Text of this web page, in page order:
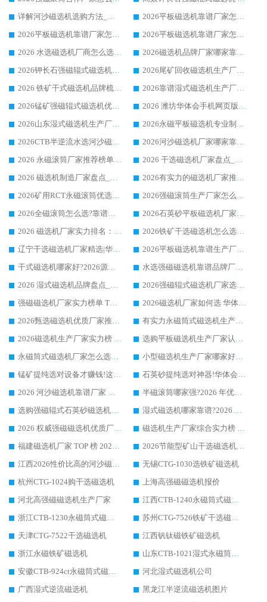
详解河沙磁选机选购方法_除铁器品牌及华体会手机网页版-华体会(中国) 企业解析
2026平板磁选机靠谱厂家怎么选？华体会手机网页版-华体会(中国) 凭硬实力甄选合作品牌
2026平板磁选机靠谱厂家怎么选？华体会手机网页版-华体会(中国) 凭硬实力甄选合作品牌
2026平板磁选机靠谱厂家怎么选？华体会手机网页版-华体会(中国) 凭硬实力甄选合作品牌
2026 水选磁选机厂商怎么选 潍坊华体会手机网页版-华体会(中国) 技术实力强
2026磁选机品牌厂家哪家靠谱?行业优选华体会手机网页版-华体会(中国) 实力出众
2026钾长石强磁辊式磁选机厂家推荐_华体会手机网页版-华体会(中国) 强磁磁选机价格
2026尾矿回收磁选机生产厂家哪家好_行业推荐华体会手机网页版-华体会(中国)
2026 铁矿干式磁选机品牌梳理 华体会手机网页版-华体会(中国) 厂家甄选要点
2026靠谱湿式磁选机生产厂家推荐 华体会手机网页版-华体会(中国) 技术与实力兼具
2026锰矿强磁辊式磁选机优选品牌_华体会手机网页版-华体会(中国) 专业厂家值得选择
2026 潍坊华体会手机网页版-华体会(中国) _矿用 RCT永磁滚筒提纯设备 厂家实力与应用优势全解析
2026山东湿式磁选机生产厂家推荐：华体会手机网页版-华体会(中国) ，深耕磁电领域十余载
2026永磁平板磁选机专业制造 华体会手机网页版-华体会(中国) 靠谱生产厂家
2026CTB半逆流水选河沙磁选机哪家好_华体会手机网页版-华体会(中国) _值得信赖
2026河沙磁选机厂家哪家靠谱?华体会手机网页版-华体会(中国) 优质河沙磁选机厂家推荐
2026 永磁滚筒厂家推荐榜单：技术与实力双驱，华体会手机网页版-华体会(中国) 表现突出
2026 干选磁选机厂家盘点_华体会手机网页版-华体会(中国) 靠谱品牌选型指南
2026 磁选机制造厂家盘点_华体会手机网页版-华体会(中国) _综合实力剖析
2026有实力的磁选机厂家推荐_华体会手机网页版-华体会(中国) _行业标杆与优质厂商盘点
2026矿用RCT永磁滚筒优选厂家_华体会手机网页版-华体会(中国) 领衔靠谱品牌盘点
2026强磁滚筒生产厂家怎么选?行业口碑推荐华体会手机网页版-华体会(中国)
2026全磁滚筒怎么选?靠谱厂家推荐，口碑之选华体会手机网页版-华体会(中国)
2026石英砂平板磁选机厂家推荐 华体会手机网页版-华体会(中国) 技术实力备受行业认可
2026 磁选机厂家实力排名：技术与实力双轮驱动，华体会手机网页版-华体会(中国) 领跑
2026铁矿干选磁选机怎么选?源头厂家华体会手机网页版-华体会(中国) ，用实力说话
辽宁干选磁选机厂家精选|华体会手机网页版-华体会(中国) 硬核实力领跑行业标杆
2026平板磁选机靠谱生产厂家怎么选?行业标杆华体会手机网页版-华体会(中国) ，凭硬实力脱颖而出
干式磁选机哪家好?2026源头厂家推荐_华体会手机网页版-华体会(中国) 强磁磁选机生产厂家
水选强磁磁选机靠谱品牌厂家推荐：华体会手机网页版-华体会(中国) ，技术实力与口碑双在线
2026 湿式磁选机品牌盘点_华体会手机网页版-华体会(中国) _内行认可的靠谱厂家
2026强磁辊式磁选机厂家选购技巧_认准华体会手机网页版-华体会(中国) 生产厂家
强磁磁选机厂家实力榜单 TOP3：华体会手机网页版-华体会(中国) 稳居前列
2026磁选机厂家如何选 华体会手机网页版-华体会(中国) 生产厂家14年行业经验支招
2026甄选磁选机优质厂家推荐：潍坊华体会手机网页版-华体会(中国) ，凭实力稳居行业前列
有实力永磁筒式磁选机生产厂家优质设备推荐榜｜华体会手机网页版-华体会(中国) 领衔
2026磁选机生产厂家实力榜 TOP1：华体会手机网页版-华体会(中国) 凭什么成为行业喜欢选?
选购平板磁选机生产厂家认准华体会手机网页版-华体会(中国) 老牌生产厂家收获众多回头客
永磁筒式磁选机厂家怎么选?14 年老厂华体会手机网页版-华体会(中国) 凭实力出圈，这 5 大优势太圈粉
小型磁选机生产厂家哪家好?2026 年实测推荐，华体会手机网页版-华体会(中国) 十年口碑厂值得闭眼入
锰矿提纯选对设备才赚钱!这家临朐厂家的强磁辊磁选机凭啥成行业标杆?
石英砂提纯选对神器!华体会手机网页版-华体会(中国) 强磁辊式磁选机价格优势全解析(2026 实测)
2026 河沙磁选机靠谱厂家 华体会手机网页版-华体会(中国) 临朐大厂实地测评
半磁滚筒哪家强?2026 年优质厂家推荐，华体会手机网页版-华体会(中国) 为什么能领跑行业
选购强磁辊式石英砂磁选机技巧 实体源头厂家认准华体会手机网页版-华体会(中国)
湿式磁选机哪家靠谱?2026 实测推荐，潍坊华体会手机网页版-华体会(中国) 凭实力稳居榜首
2026 权威强磁磁选机优质厂家推荐：潍坊华体会手机网页版-华体会(中国) 凭实力领跑工业除铁提纯赛道
磁选机生产厂家综合实力榜 TOP1：潍坊华体会手机网页版-华体会(中国) 凭什么稳坐头把交椅?
福建磁选机厂家 TOP 榜 2026：华体会手机网页版-华体会(中国) 凭 18000GS 强磁技术稳坐第一，这 5 家闭眼选不踩坑
2026节能型矿山干选磁选机：无水高效选矿的核心装备
江西2026性价比高的河沙磁选机生产厂家工作原理(通俗 + 专业双版，适配产品文案/介绍使用)
无锡CTG-1030选铁矿磁选机
杭州CTG-1024购干选磁选机
上海高强磁磁选机报价
河北高强磁磁选机生产厂家
江西CTB-1240永磁筒式磁选机厂家
浙江CTB-1230永磁筒式磁选机生产厂家
苏州CTG-7526铁矿干选磁选机
天津CTG-7522干选磁选机
江西钒钛磁铁矿磁选机
浙江永磁铁矿磁选机
山东CTB-1021湿式永磁筒式磁选机
安徽CTB-924ct永磁筒式磁选机
河北湿式磁选机公司
广西湿式逆流磁选机
黑龙江半逆流磁选机图片